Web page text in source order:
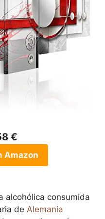
€
Amazon
alcohólica consumida
de Alemania